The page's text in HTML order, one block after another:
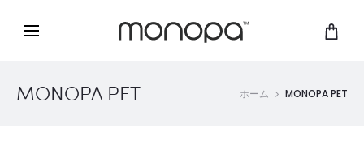
MONOPA PET ホーム MONOPA PET